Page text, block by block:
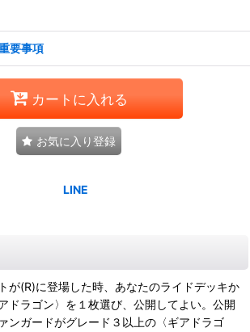
要事項
カートに入れる
お気に入り登録
が(R)に登場した時、あなたのライドデッキか
ドラゴン〉を１枚選び、公開してよい。公開
ンガードがグレード３以上の〈ギアドラゴ